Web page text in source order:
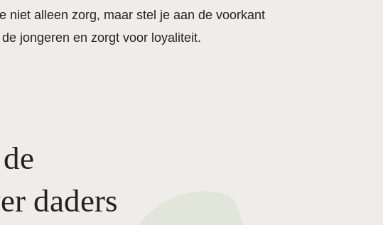
niet alleen zorg, maar stel je aan de voorkant
jongeren en zorgt voor loyaliteit.
daders